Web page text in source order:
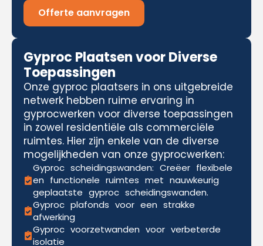
Offerte aanvragen
Gyproc Plaatsen voor Diverse
Toepassingen
Onze gyproc plaatsers in ons uitgebreide
netwerk hebben ruime ervaring in
gyprocwerken voor diverse toepassingen
in zowel residentiële als commerciële
ruimtes. Hier zijn enkele van de diverse
mogelijkheden van onze gyprocwerken:
Gyproc scheidingswanden: Creëer flexibele
en functionele ruimtes met nauwkeurig
geplaatste gyproc scheidingswanden.
Gyproc plafonds voor een strakke
afwerking
Gyproc voorzetwanden voor verbeterde
isolatie